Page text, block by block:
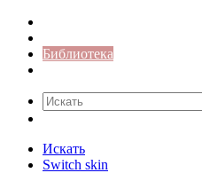
Библиотека
Искать
Switch skin